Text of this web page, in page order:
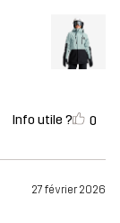
Info utile ? 0
27 février 2026